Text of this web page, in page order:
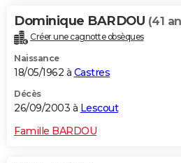
Dominique BARDOU (41
Créer une cagnotte obsèques
Naissance
18/05/1962 à Castres
Décès
26/09/2003 à Lescout
Famille BARDOU